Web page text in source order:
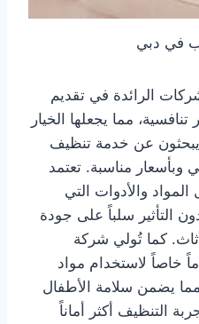
في دبي
الرائدة في تقديم
مما يجعلها الخيار
يبحثون عن خدمة تنظيف
مناسبة. تعتمد
والأدوات التي
التأثير سلباً على جودة
كما تُولي شركة
خاصاً لاستخدام مواد
يضمن سلامة الأطفال
التنظيف أكثر أماناً